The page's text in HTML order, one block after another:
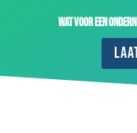
Wat voor een